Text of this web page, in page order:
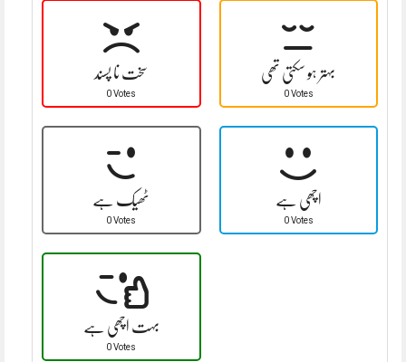
سخت نا پسند
0 Votes
بہتر ہو سکتی تھی
0 Votes
ٹھیک ہے
0 Votes
اچھی ہے
0 Votes
بہت اچھی ہے
0 Votes